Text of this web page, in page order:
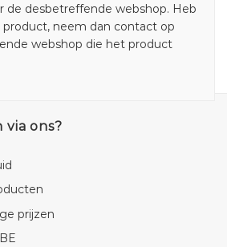
de desbetreffende webshop. Heb
product, neem dan contact op
webshop die het product
via ons?
prijzen